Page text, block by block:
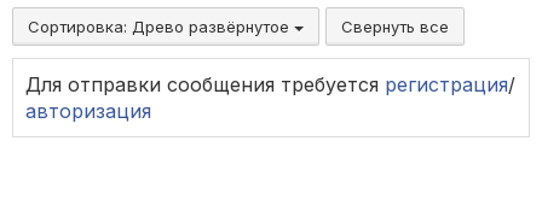
Сортировка: Древо развёрнутое Свернуть все
Для отправки сообщения требуется регистрация/
авторизация